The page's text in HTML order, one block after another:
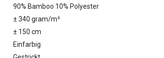
90% Bamboo 10% Polyester
± 340 gram/m²
± 150 cm
Einfarbig